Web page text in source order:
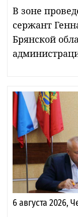
В зоне
сержант
Брянской
6 августа 2026,